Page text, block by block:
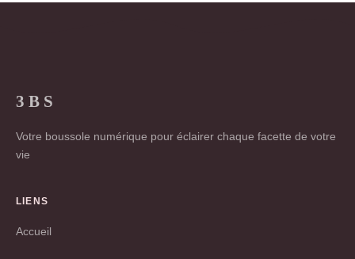
3 B S
Votre boussole numérique pour éclairer chaque facette de votre
vie
LIENS
Accueil